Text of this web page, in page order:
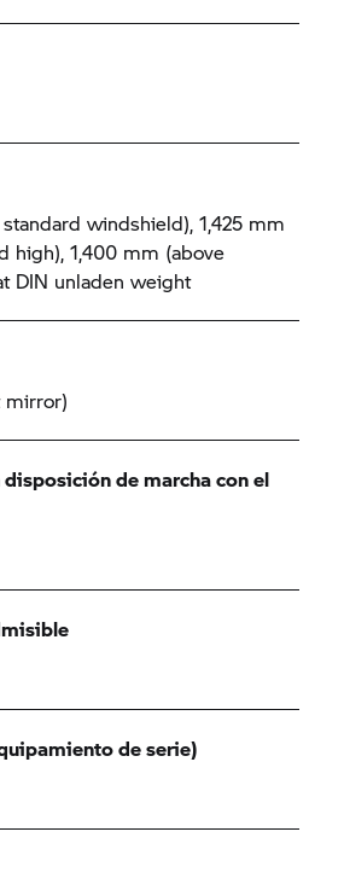
windshield), 1,425 mm
high), 1,400 mm (above
DIN unladen weight
mirror)
disposición de marcha con el
de serie)